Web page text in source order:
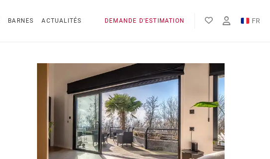
BARNES ACTUALITÉS DEMANDE D'ESTIMATION
FR